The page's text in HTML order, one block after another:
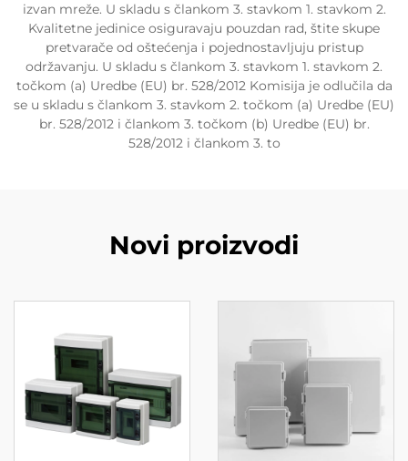
izvan mreže. U skladu s člankom 3. stavkom 1. stavkom 2.
Kvalitetne jedinice osiguravaju pouzdan rad, štite skupe
pretvarače od oštećenja i pojednostavljuju pristup
održavanju. U skladu s člankom 3. stavkom 1. stavkom 2.
točkom (a) Uredbe (EU) br. 528/2012 Komisija je odlučila da
se u skladu s člankom 3. stavkom 2. točkom (a) Uredbe (EU)
br. 528/2012 i člankom 3. točkom (b) Uredbe (EU) br.
528/2012 i člankom 3. to
Novi proizvodi